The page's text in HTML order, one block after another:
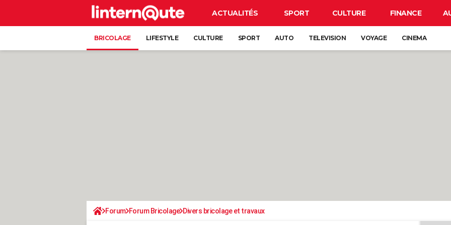
ACTUALITÉS SPORT CULTURE FINANCE
BRICOLAGE LIFESTYLE CULTURE SPORT AUTO TELEVISION VOYAGE CINEMA
Forum Forum Bricolage Divers bricolage et travaux